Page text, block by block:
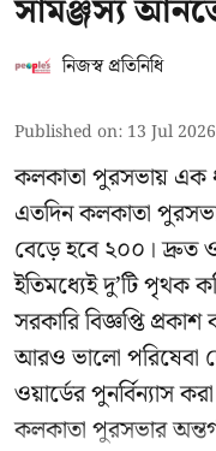
সামঞ্জস্য
নিজস্ব প্রতিনিধি
Published on: 13 Jul
কলকাতা পুরসভায় এক
এতদিন কলকাতা
বেড়ে হবে ২০০। দ্রুত
ইতিমধ্যেই দু’টি পৃথক
সরকারি বিজ্ঞপ্তি
আরও ভালো পরিষেবা
ওয়ার্ডের পুনর্বিন্যাস
কলকাতা পুরসভার